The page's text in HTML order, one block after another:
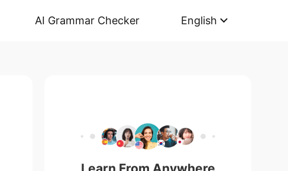
AI Grammar Checker English